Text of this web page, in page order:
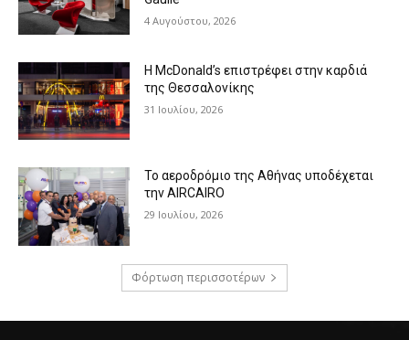
4 Αυγούστου, 2026
Η McDonald’s επιστρέφει στην καρδιά
της Θεσσαλονίκης
31 Ιουλίου, 2026
Το αεροδρόμιο της Αθήνας υποδέχεται
την AIRCAIRO
29 Ιουλίου, 2026
Φόρτωση περισσοτέρων